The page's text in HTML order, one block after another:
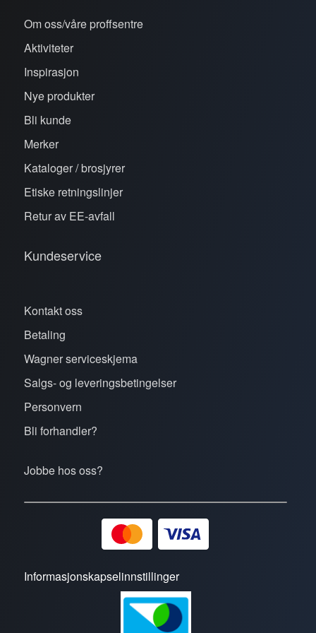
Om oss/våre proffsentre
Aktiviteter
Inspirasjon
Nye produkter
Bli kunde
Merker
Kataloger / brosjyrer
Etiske retningslinjer
Retur av EE-avfall
Kundeservice
Kontakt oss
Betaling
Wagner serviceskjema
Salgs- og leveringsbetingelser
Personvern
Bli forhandler?
Jobbe hos oss?
Informasjonskapselinnstillinger